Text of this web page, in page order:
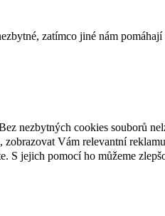
zatímco jiné nám
nezbytných cookies souborů
Vám relevantní
S jejich pomocí ho můžeme